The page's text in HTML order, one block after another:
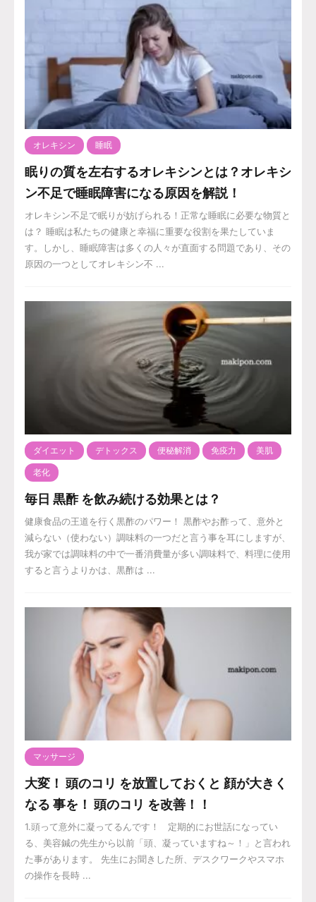
オレキシン 睡眠
眠りの質を左右するオレキシンとは？オレキシ
ン不足で睡眠障害になる原因を解説！
オレキシン不足で眠りが妨げられる！正常な睡眠に必要な物質と
は？ 睡眠は私たちの健康と幸福に重要な役割を果たしていま
す。しかし、睡眠障害は多くの人々が直面する問題であり、その
原因の一つとしてオレキシン不 ...
ダイエット デトックス 便秘解消 免疫力 美肌
老化
毎日 黒酢 を飲み続ける効果とは？
健康食品の王道を行く黒酢のパワー！ 黒酢やお酢って、意外と
減らない（使わない）調味料の一つだと言う事を耳にしますが、
我が家では調味料の中で一番消費量が多い調味料で、料理に使用
すると言うよりかは、黒酢は ...
マッサージ
大変！ 頭のコリ を放置しておくと 顔が大きく
なる 事を！ 頭のコリ を改善！！
1.頭って意外に凝ってるんです！ 定期的にお世話になってい
る、美容鍼の先生から以前「頭、凝っていますね～！」と言われ
た事があります。 先生にお聞きした所、デスクワークやスマホ
の操作を長時 ...